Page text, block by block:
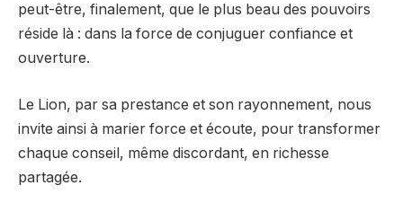
peut-être, finalement, que le plus beau des pouvoirs
réside là : dans la force de conjuguer confiance et
ouverture.
Le Lion, par sa prestance et son rayonnement, nous
invite ainsi à marier force et écoute, pour transformer
chaque conseil, même discordant, en richesse
partagée.